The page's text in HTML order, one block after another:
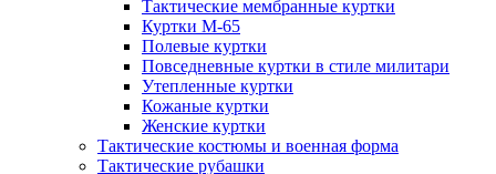
Тактические мембранные куртки
Куртки М-65
Полевые куртки
Повседневные куртки в стиле милитари
Утепленные куртки
Кожаные куртки
Женские куртки
Тактические костюмы и военная форма
Тактические рубашки